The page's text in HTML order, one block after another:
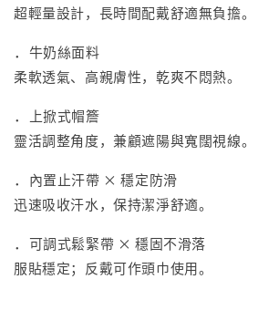
超輕量設計，長時間配戴舒適無負擔。
． 牛奶絲面料
柔軟透氣、高親膚性，乾爽不悶熱。
．
上掀式帽簷
靈活調整角度，兼顧遮陽與寬闊視線。
．
內置止汗帶 × 穩定防滑
迅速吸收汗水，保持潔淨舒適。
．
可調式鬆緊帶 × 穩固不滑落
服貼穩定；反戴可作頭巾使用。